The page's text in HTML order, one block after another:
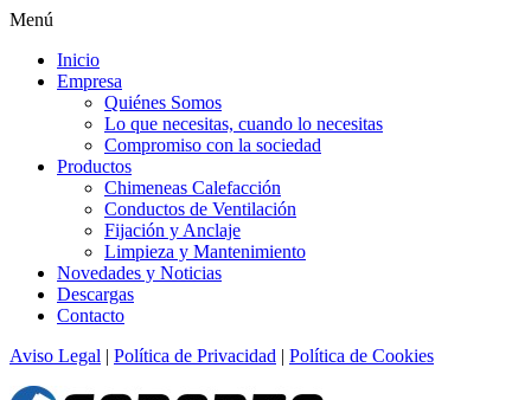
Menú
Inicio
Empresa
Quiénes Somos
Lo que necesitas, cuando lo necesitas
Compromiso con la sociedad
Productos
Chimeneas Calefacción
Conductos de Ventilación
Fijación y Anclaje
Limpieza y Mantenimiento
Novedades y Noticias
Descargas
Contacto
Aviso Legal | Política de Privacidad | Política de Cookies